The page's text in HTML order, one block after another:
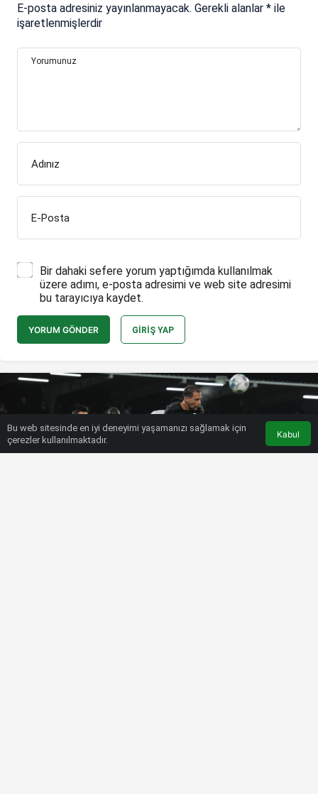
E-posta adresiniz yayınlanmayacak. Gerekli alanlar * ile
işaretlenmişlerdir
Yorumunuz
Adınız
E-Posta
Bir dahaki sefere yorum yaptığımda kullanılmak
üzere adımı, e-posta adresimi ve web site adresimi
bu tarayıcıya kaydet.
YORUM GÖNDER GIRIŞ YAP
Bu web sitesinde en iyi deneyimi yaşamanızı sağlamak için
çerezler kullanılmaktadır.
Kabul